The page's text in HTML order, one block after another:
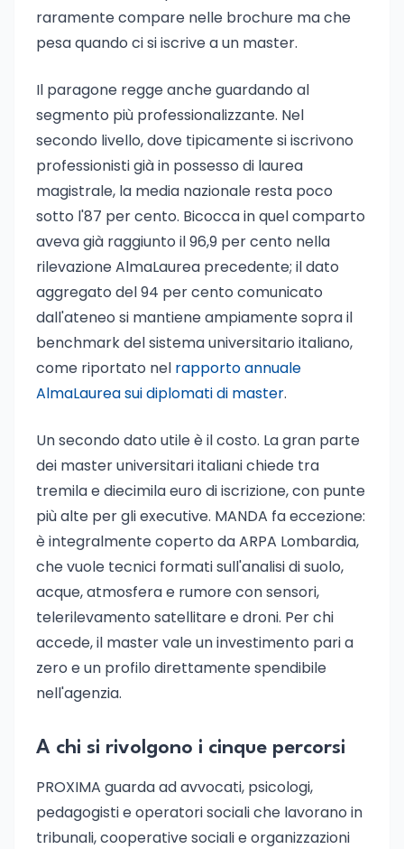
raramente compare nelle brochure ma che
pesa quando ci si iscrive a un master.
Il paragone regge anche guardando al
segmento più professionalizzante. Nel
secondo livello, dove tipicamente si iscrivono
professionisti già in possesso di laurea
magistrale, la media nazionale resta poco
sotto l'87 per cento. Bicocca in quel comparto
aveva già raggiunto il 96,9 per cento nella
rilevazione AlmaLaurea precedente; il dato
aggregato del 94 per cento comunicato
dall'ateneo si mantiene ampiamente sopra il
benchmark del sistema universitario italiano,
come riportato nel rapporto annuale
AlmaLaurea sui diplomati di master.
Un secondo dato utile è il costo. La gran parte
dei master universitari italiani chiede tra
tremila e diecimila euro di iscrizione, con punte
più alte per gli executive. MANDA fa eccezione:
è integralmente coperto da ARPA Lombardia,
che vuole tecnici formati sull'analisi di suolo,
acque, atmosfera e rumore con sensori,
telerilevamento satellitare e droni. Per chi
accede, il master vale un investimento pari a
zero e un profilo direttamente spendibile
nell'agenzia.
A chi si rivolgono i cinque percorsi
PROXIMA guarda ad avvocati, psicologi,
pedagogisti e operatori sociali che lavorano in
tribunali, cooperative sociali e organizzazioni